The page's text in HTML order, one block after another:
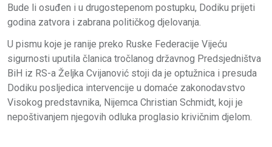
Bude li osuđen i u drugostepenom postupku, Dodiku prijeti
godina zatvora i zabrana političkog djelovanja.
U pismu koje je ranije preko Ruske Federacije Vijeću
sigurnosti uputila članica tročlanog državnog Predsjedništva
BiH iz RS-a Željka Cvijanović stoji da je optužnica i presuda
Dodiku posljedica intervencije u domaće zakonodavstvo
Visokog predstavnika, Nijemca Christian Schmidt, koji je
nepoštivanjem njegovih odluka proglasio krivičnim djelom.